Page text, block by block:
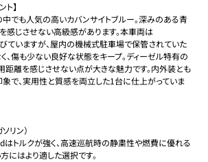
】
中でも人気の高いカバンサイトブルー。深みのある青
感じさせない高級感があります。本車両は
いますが、屋内の機械式駐車場で保管されていた
、傷も少ない良好な状態をキープ。ディーゼル特有の
距離を感じさせない点が大きな魅力です。内外装とも
で、実用性と質感を両立した1台に仕上がっていま
リン）
はトルクが強く、高速巡航時の静粛性や燃費に優れる
にはより適した選択です。